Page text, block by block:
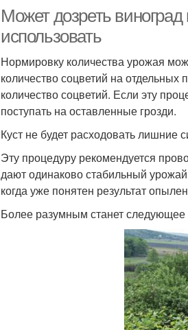
Может дозреть
использовать
Нормировку количества урожая
количество соцветий на отдельных
количество соцветий. Если эту
поступать на оставленные грозди.
Куст не будет расходовать лишние
Эту процедуру рекомендуется
дают одинаково стабильный
когда уже понятен результат
Более разумным станет